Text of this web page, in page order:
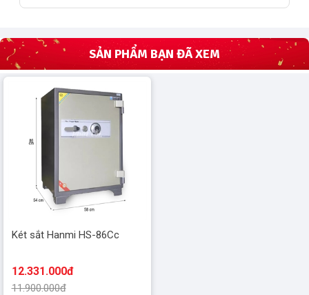
SẢN PHẨM BẠN ĐÃ XEM
Két sắt Hanmi HS-86Cc
12.331.000đ
11.900.000đ